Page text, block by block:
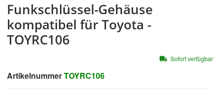
Funkschlüssel-Gehäuse
kompatibel für Toyota -
TOYRC106
ArtikelnummerTOYRC106
Sofort verfügbar